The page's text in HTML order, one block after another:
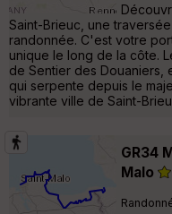
Saint-Brieuc, une
randonnée. C'est votre
unique le long de la côte.
de Sentier des Douaniers,
qui serpente depuis le
vibrante ville de Saint-
GR34
Malo